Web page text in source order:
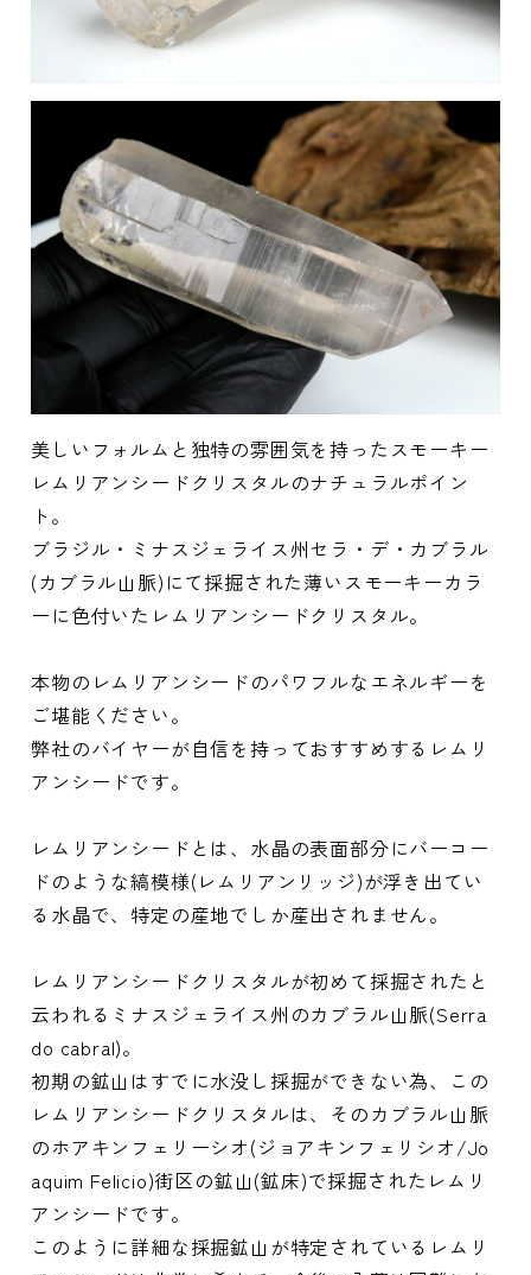
美しいフォルムと独特の雰囲気を持ったスモーキー
レムリアンシードクリスタルのナチュラルポイン
ト。
ブラジル・ミナスジェライス州セラ・デ・カブラル
(カブラル山脈)にて採掘された薄いスモーキーカラ
ーに色付いたレムリアンシードクリスタル。
本物のレムリアンシードのパワフルなエネルギーを
ご堪能ください。
弊社のバイヤーが自信を持っておすすめするレムリ
アンシードです。
レムリアンシードとは、水晶の表面部分にバーコー
ドのような縞模様(レムリアンリッジ)が浮き出てい
る水晶で、特定の産地でしか産出されません。
レムリアンシードクリスタルが初めて採掘されたと
云われるミナスジェライス州のカブラル山脈(Serra
do cabral)。
初期の鉱山はすでに水没し採掘ができない為、この
レムリアンシードクリスタルは、そのカブラル山脈
のホアキンフェリーシオ(ジョアキンフェリシオ/Jo
aquim Felicio)街区の鉱山(鉱床)で採掘されたレムリ
アンシードです。
このように詳細な採掘鉱山が特定されているレムリ